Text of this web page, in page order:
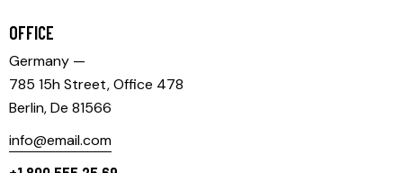
OFFICE
Germany —
785 15h Street, Office 478
Berlin, De 81566
info@email.com